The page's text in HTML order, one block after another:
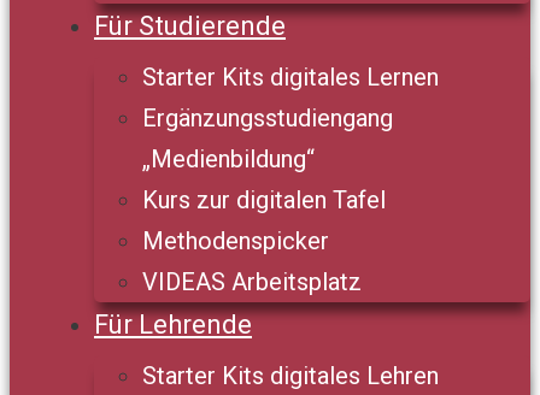
Für Studierende
Starter Kits digitales Lernen
Ergänzungsstudiengang
„Medienbildung“
Kurs zur digitalen Tafel
Methodenspicker
VIDEAS Arbeitsplatz
Für Lehrende
Starter Kits digitales Lehren